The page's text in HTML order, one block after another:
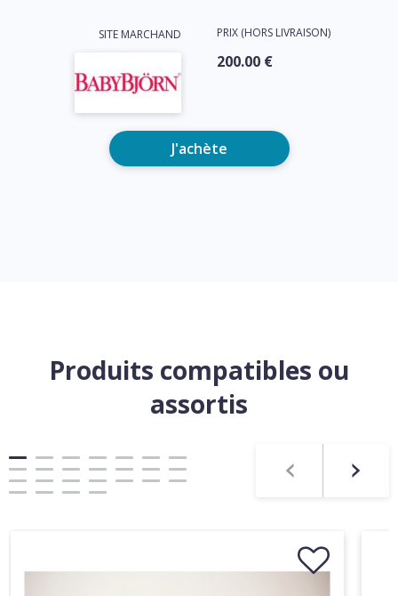
SITE MARCHAND PRIX (HORS LIVRAISON)
200.00 €
J'achète
Produits compatibles ou
assortis